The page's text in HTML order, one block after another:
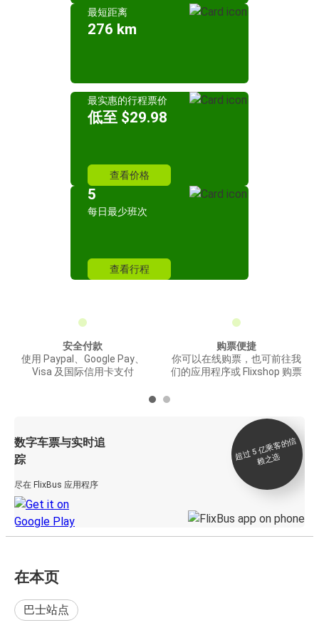
最短距离
276 km
最实惠的行程票价
低至 $29.98
查看价格
5
每日最少班次
查看行程
安全付款
使用 Paypal、Google Pay、
Visa 及国际信用卡支付
购票便捷
你可以在线购票，也可前往我
们的应用程序或 Flixshop 购票
数字车票与实时追
踪
尽在 FlixBus 应用程序
超
过 5
亿
乘
客
的
信
赖
之
选
在本页
巴士站点